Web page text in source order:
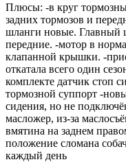
Плюсы: -в круг
задних тормозов и
шланги новые. Главный
передние. -мотор в
клапанной крышки. -
откатала всего один
комплекте датчик стоп
тормозной суппорт -
сидения, но не
масложер, из-за
вмятина на заднем
положение сломана
каждый день